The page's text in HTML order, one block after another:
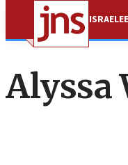
ISRAEL
Alyssa